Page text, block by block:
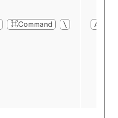
⌘Command \ Alt